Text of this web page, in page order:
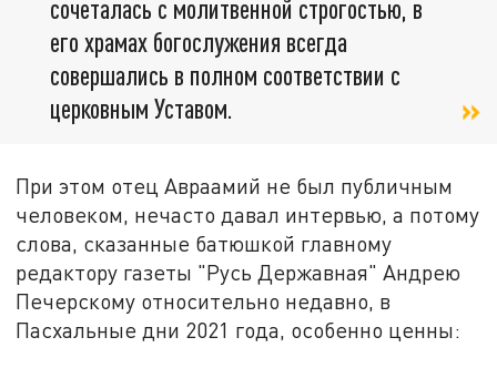
сочеталась с молитвенной строгостью, в
его храмах богослужения всегда
совершались в полном соответствии с
церковным Уставом.
При этом отец Авраамий не был публичным
человеком, нечасто давал интервью, а потому
слова, сказанные батюшкой главному
редактору газеты "Русь Державная" Андрею
Печерскому относительно недавно, в
Пасхальные дни 2021 года, особенно ценны: